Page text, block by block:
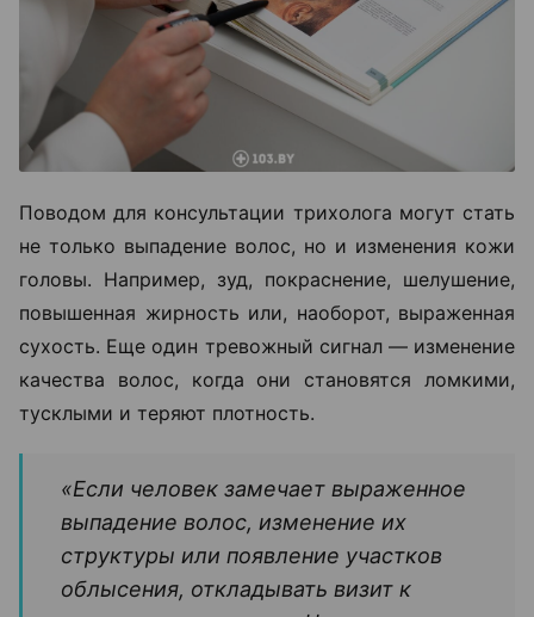
Поводом для консультации трихолога могут стать
не только выпадение волос, но и изменения кожи
головы. Например, зуд, покраснение, шелушение,
повышенная жирность или, наоборот, выраженная
сухость. Еще один тревожный сигнал — изменение
качества волос, когда они становятся ломкими,
тусклыми и теряют плотность.
«Если человек замечает выраженное
выпадение волос, изменение их
структуры или появление участков
облысения, откладывать визит к